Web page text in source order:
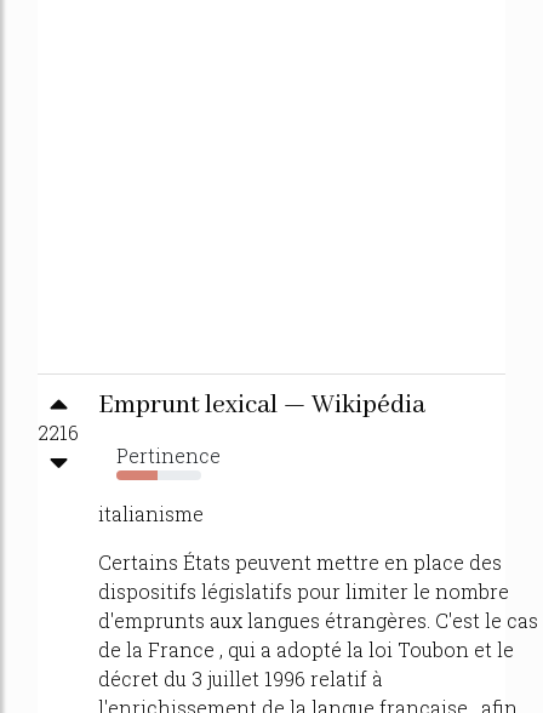
2216
Emprunt lexical — Wikipédia
Pertinence
48%
italianisme
Certains États peuvent mettre en place des
dispositifs législatifs pour limiter le nombre
d'emprunts aux langues étrangères. C'est le cas
de la France , qui a adopté la loi Toubon et le
décret du 3 juillet 1996 relatif à
l'enrichissement de la langue française , afin